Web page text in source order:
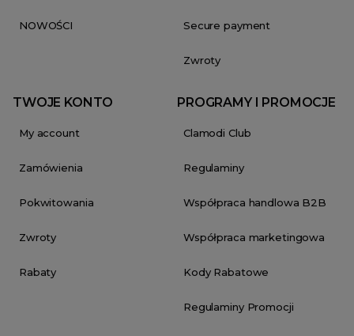
NOWOŚCI Secure payment
Zwroty
TWOJE KONTO
My account
Zamówienia
Pokwitowania
Zwroty
Rabaty
PROGRAMY I PROMOCJE
Clamodi Club
Regulaminy
Współpraca handlowa B2B
Współpraca marketingowa
Kody Rabatowe
Regulaminy Promocji